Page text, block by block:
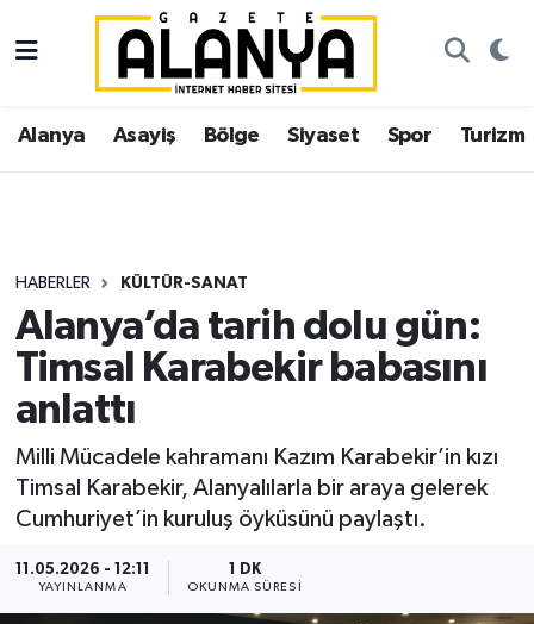
Alanya Asayiş Bölge Siyaset Spor Turizm
HABERLER KÜLTÜR-SANAT
Alanya’da tarih dolu gün:
Timsal Karabekir babasını
anlattı
Milli Mücadele kahramanı Kazım Karabekir’in kızı
Timsal Karabekir, Alanyalılarla bir araya gelerek
Cumhuriyet’in kuruluş öyküsünü paylaştı.
11.05.2026 - 12:11
YAYINLANMA
1 DK
OKUNMA SÜRESI
Alanya
Asayiş
Siyaset
Spor
Turizm
Ekonomi
Gazipaşa
İstanbul Nöbetçi Eczaneler
İstanbul Hava Durumu
Süper Lig Puan Durumu ve Fikstür
Tüm Manşetler
Son Dakika Haberleri
Haber Arşivi